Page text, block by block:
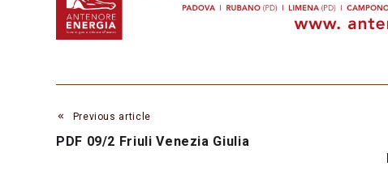
Previous article
PDF 09/2 Friuli Venezia Giulia